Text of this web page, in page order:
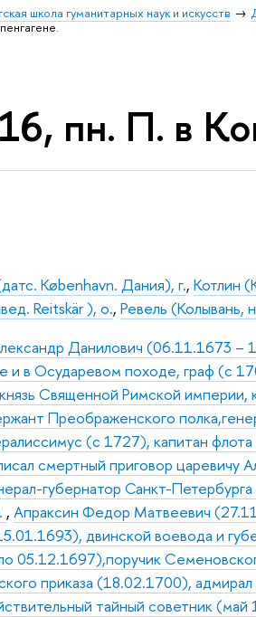
школа гуманитарных наук и искусств
пн. П. в
København. Дания), г.,Котлин
Reitskär ), о.,Ревель (Колывань,
Данилович (06.11.1673 –
и в Осударевом походе, граф (с
Священной Римской империи,
Преображенского
(с 1727), капитан
смертный приговор
губернатор Санкт-
,Апраксин Федор Матвеевич
двинской воевода и
05.12.1697),поручик
приказа (18.02.1700),
тайный советник